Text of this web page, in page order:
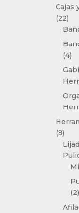
Cajas
2222
44
88
22